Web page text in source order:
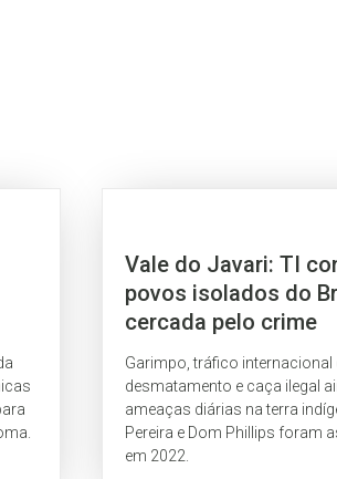
Vale do Javari: TI
povos isolados do
cercada pelo crime
Garimpo, tráfico internacional
desmatamento e caça ilegal
ameaças diárias na terra
Pereira e Dom Phillips foram
em 2022.